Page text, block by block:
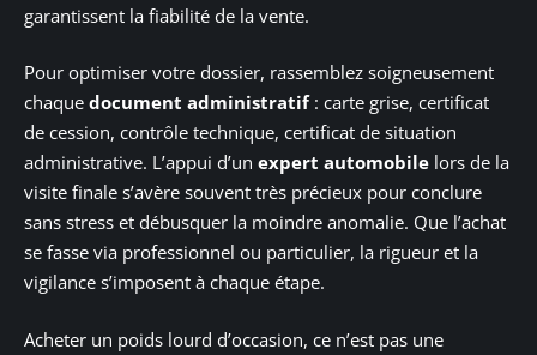
garantissent la fiabilité de la vente.
Pour optimiser votre dossier, rassemblez soigneusement
chaque document administratif: carte grise, certificat
de cession, contrôle technique, certificat de situation
administrative. L’appui d’un expert automobile lors de la
visite finale s’avère souvent très précieux pour conclure
sans stress et débusquer la moindre anomalie. Que l’achat
se fasse via professionnel ou particulier, la rigueur et la
vigilance s’imposent à chaque étape.
Acheter un poids lourd d’occasion, ce n’est pas une